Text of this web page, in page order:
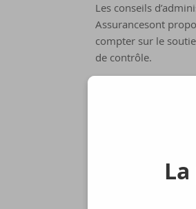
Les conseils
Assurancesont
compter sur le
de contrôle.
d’AXA Banque
Peter Devlies
Marc van Heel,